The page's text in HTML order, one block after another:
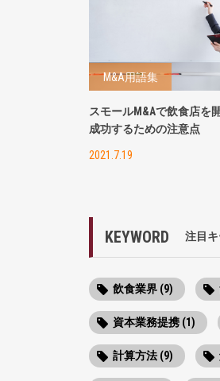
M&A用語集
スモールM&Aで飲食店を
成功するための注意点
2021.7.19
KEYWORD 注目
飲食業界 (9)
資本業務提携 (1)
計算方法 (9)